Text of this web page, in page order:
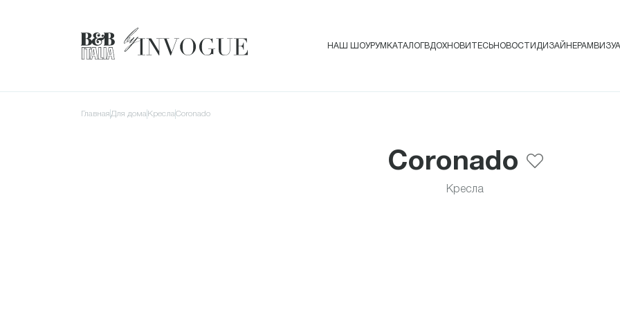
НАШ ШОУРУМ КАТАЛОГ ВДОХНОВИТЕСЬНОВОСТИ ДИЗАЙНЕРАМ
Главная для дома Кресла Coronado
Coronado
Кресла